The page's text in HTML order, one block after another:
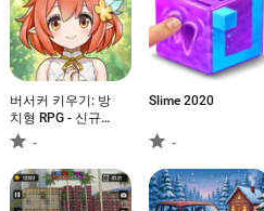
버서커 키우기: 방
치형 RPG - 신규서
버 오픈
-
Slime 2020
-